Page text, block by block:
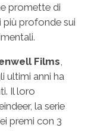
promette di
più profonde sui
Films
ultimi anni ha
Il loro
la serie
premi con 3